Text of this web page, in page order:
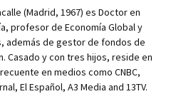
(Madrid, 1967) es Doctor en
profesor de Economía Global y
además de gestor de fondos de
Casado y con tres hijos, reside en
en medios como CNBC,
El Español, A3 Media and 13TV.